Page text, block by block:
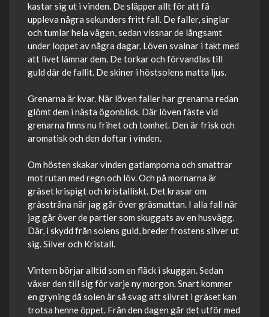
kastar sig ut i vinden. De släpper allt för att få
uppleva några sekunders fritt fall. De faller, singlar
och tumlar hela vägen, sedan vissnar de långsamt
under loppet av några dagar. Löven svalnar i takt med
att livet lämnar dem. De torkar och förvandlas till
guld där de fallit. De skiner i höstsolens matta ljus.
Grenarna är kvar. När löven faller har grenarna redan
glömt dem i nästa ögonblick. Där löven fäste vid
grenarna finns nu frihet och tomhet. Den är frisk och
aromatisk och den doftar i vinden.
Om hösten skakar vinden gatlamporna och smattrar
mot rutan med regn och löv. Och på mornarna är
gräset krispigt och kristalliskt. Det krasar om
grässtråna när jag går över gräsmattan. I alla fall när
jag går över de partier som skuggats av en husvägg.
Där, i skydd från solens guld, breder frostens silver ut
sig. Silver och Kristall.
Vintern börjar alltid som en fläck i skuggan. Sedan
växer den till sig för varje ny morgon. Snart kommer
en gryning då solen är så svag att silvret i gräset kan
trotsa henne öppet. Från den dagen går det utför med